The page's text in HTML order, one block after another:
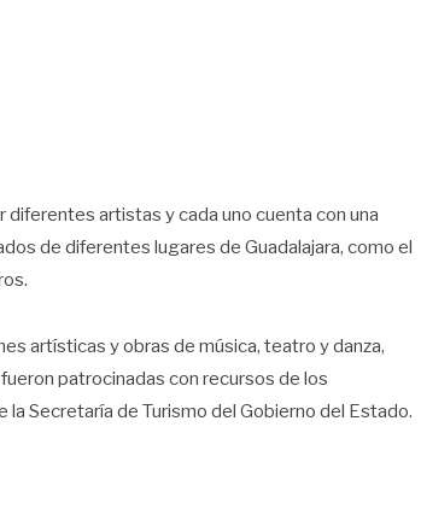
artistas y cada uno cuenta con una
de diferentes lugares de Guadalajara, como el
artísticas y obras de música, teatro y danza,
patrocinadas con recursos de los
Secretaría de Turismo del Gobierno del Estado.